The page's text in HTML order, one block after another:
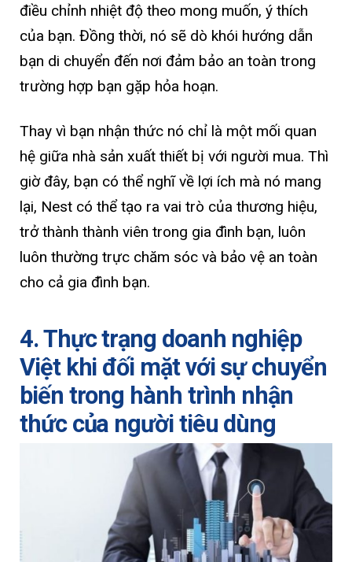
điều chỉnh nhiệt độ theo mong muốn, ý thích
của bạn. Đồng thời, nó sẽ dò khói hướng dẫn
bạn di chuyển đến nơi đảm bảo an toàn trong
trường hợp bạn gặp hỏa hoạn.
Thay vì bạn nhận thức nó chỉ là một mối quan
hệ giữa nhà sản xuất thiết bị với người mua. Thì
giờ đây, bạn có thể nghĩ về lợi ích mà nó mang
lại, Nest có thể tạo ra vai trò của thương hiệu,
trở thành thành viên trong gia đình bạn, luôn
luôn thường trực chăm sóc và bảo vệ an toàn
cho cả gia đình bạn.
4. Thực trạng doanh nghiệp
Việt khi đối mặt với sự chuyển
biến trong hành trình nhận
thức của người tiêu dùng